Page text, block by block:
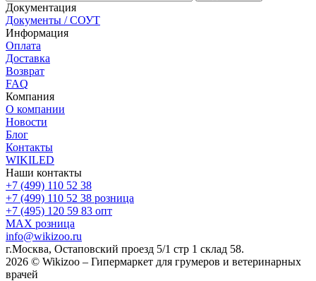
Документация
Документы / СОУТ
Информация
Оплата
Доставка
Возврат
FAQ
Компания
О компании
Новости
Блог
Контакты
WIKILED
Наши контакты
+7 (499) 110 52 38
+7 (499) 110 52 38 розница
+7 (495) 120 59 83 опт
MAX розница
info@wikizoo.ru
г.Москва, Остаповский проезд 5/1 стр 1 склад 58.
2026 © Wikizoo – Гипермаркет для грумеров и ветеринарных
врачей